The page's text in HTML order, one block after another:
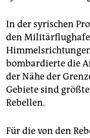
In der syrischen
den
bombardierte die
der Nähe der
Gebiete sind
Rebellen.
Für die von den